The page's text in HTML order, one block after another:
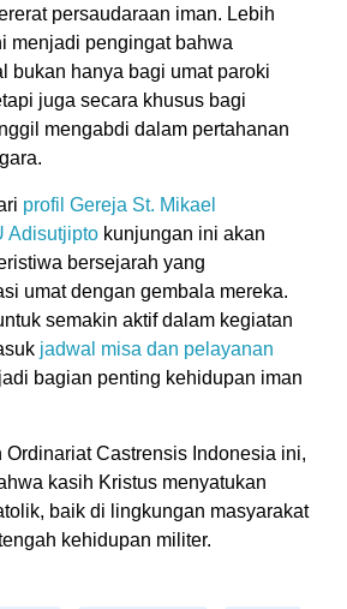
persaudaraan iman. Lebih
menjadi pengingat bahwa
bukan hanya bagi umat paroki
juga secara khusus bagi
mengabdi dalam pertahanan
profil Gereja St. Mikael
Adisutjipto kunjungan ini akan
bersejarah yang
umat dengan gembala mereka.
semakin aktif dalam kegiatan
jadwal misa dan pelayanan
bagian penting kehidupan iman
Ordinariat Castrensis Indonesia ini,
kasih Kristus menyatukan
baik di lingkungan masyarakat
kehidupan militer.